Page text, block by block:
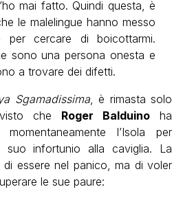
mai fatto. Quindi questa, è
le malelingue hanno messo
per cercare di boicottarmi.
sono una persona onesta e
a trovare dei difetti.
Sgamadissima, è rimasta solo
che Roger Balduino ha
l’Isola per
suo infortunio alla caviglia. La
essere nel panico, ma di voler
le sue paure: